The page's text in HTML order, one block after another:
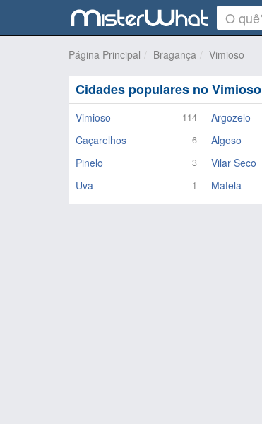
Página Principal Bragança Vimioso
Cidades populares no Vimioso
Vimioso 114 Argozelo
Caçarelhos 6 Algoso
Pinelo 3 Vilar Seco
Uva 1 Matela